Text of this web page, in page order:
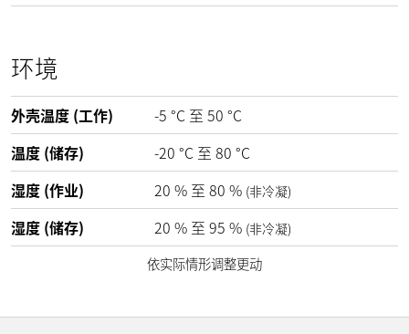
环境
外壳温度 (工作) -5 °C 至 50 °C
温度 (储存)
-20 °C 至 80 °C
湿度 (作业)
20 % 至 80 % (非冷凝)
湿度 (储存) 20 % 至 95 % (非冷凝)
依实际情形调整更动